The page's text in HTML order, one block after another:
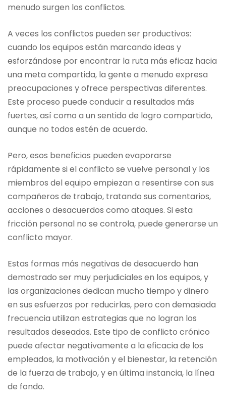
menudo surgen los conflictos.
A veces los conflictos pueden ser productivos:
cuando los equipos están marcando ideas y
esforzándose por encontrar la ruta más eficaz hacia
una meta compartida, la gente a menudo expresa
preocupaciones y ofrece perspectivas diferentes.
Este proceso puede conducir a resultados más
fuertes, así como a un sentido de logro compartido,
aunque no todos estén de acuerdo.
Pero, esos beneficios pueden evaporarse
rápidamente si el conflicto se vuelve personal y los
miembros del equipo empiezan a resentirse con sus
compañeros de trabajo, tratando sus comentarios,
acciones o desacuerdos como ataques. Si esta
fricción personal no se controla, puede generarse un
conflicto mayor.
Estas formas más negativas de desacuerdo han
demostrado ser muy perjudiciales en los equipos, y
las organizaciones dedican mucho tiempo y dinero
en sus esfuerzos por reducirlas, pero con demasiada
frecuencia utilizan estrategias que no logran los
resultados deseados. Este tipo de conflicto crónico
puede afectar negativamente a la eficacia de los
empleados, la motivación y el bienestar, la retención
de la fuerza de trabajo, y en última instancia, la línea
de fondo.